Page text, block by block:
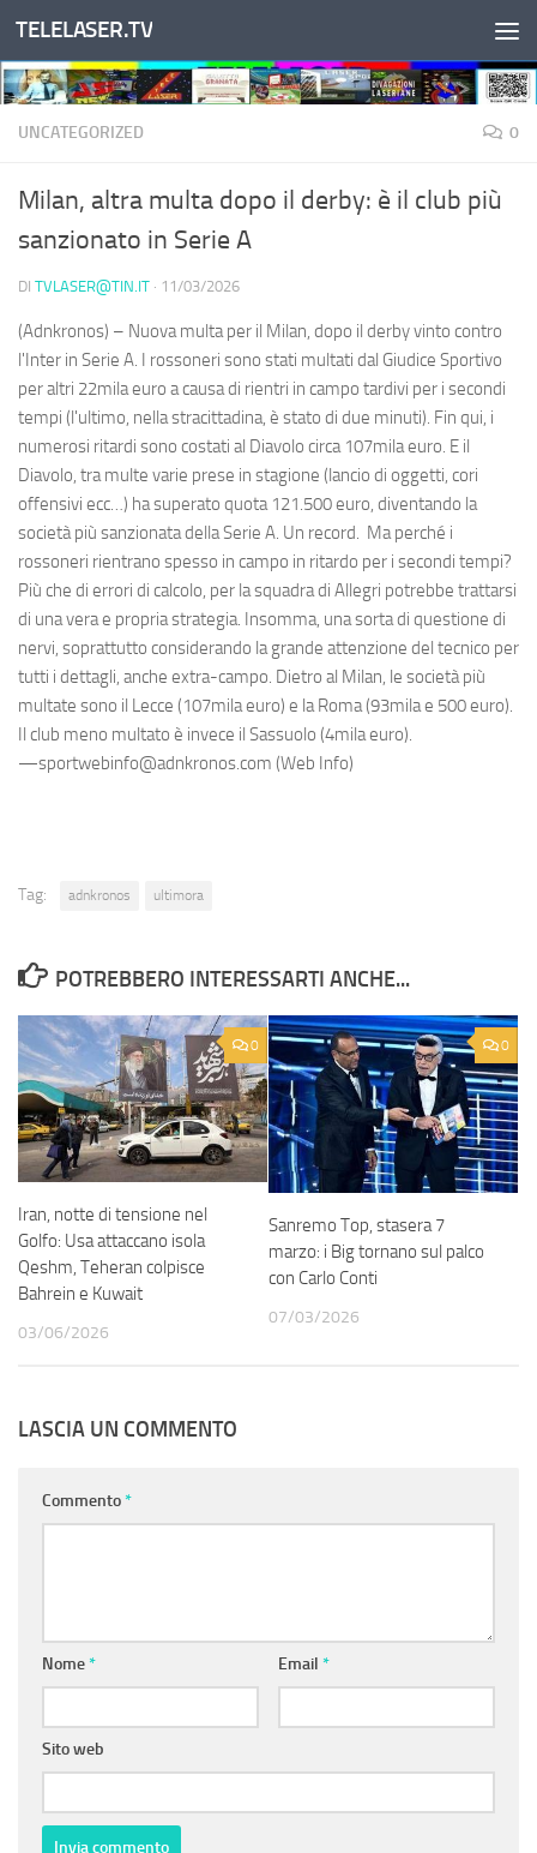
Salta al contenuto
TELELASER.TV
UNCATEGORIZED 0
Milan, altra multa dopo il derby: è il club più
sanzionato in Serie A
DI TVLASER@TIN.IT · 11/03/2026
(Adnkronos) – Nuova multa per il Milan, dopo il derby vinto contro
l'Inter in Serie A. I rossoneri sono stati multati dal Giudice Sportivo
per altri 22mila euro a causa di rientri in campo tardivi per i secondi
tempi (l'ultimo, nella stracittadina, è stato di due minuti). Fin qui, i
numerosi ritardi sono costati al Diavolo circa 107mila euro. E il
Diavolo, tra multe varie prese in stagione (lancio di oggetti, cori
offensivi ecc…) ha superato quota 121.500 euro, diventando la
società più sanzionata della Serie A. Un record. Ma perché i
rossoneri rientrano spesso in campo in ritardo per i secondi tempi?
Più che di errori di calcolo, per la squadra di Allegri potrebbe trattarsi
di una vera e propria strategia. Insomma, una sorta di questione di
nervi, soprattutto considerando la grande attenzione del tecnico per
tutti i dettagli, anche extra-campo. Dietro al Milan, le società più
multate sono il Lecce (107mila euro) e la Roma (93mila e 500 euro).
Il club meno multato è invece il Sassuolo (4mila euro).
—sportwebinfo@adnkronos.com (Web Info)
Tag: adnkronos ultimora
POTREBBERO INTERESSARTI ANCHE...
0
Iran, notte di tensione nel
Golfo: Usa attaccano isola
Qeshm, Teheran colpisce
Bahrein e Kuwait
03/06/2026
0
Sanremo Top, stasera 7
marzo: i Big tornano sul palco
con Carlo Conti
07/03/2026
LASCIA UN COMMENTO
Commento*
Nome* Email *
Sito web